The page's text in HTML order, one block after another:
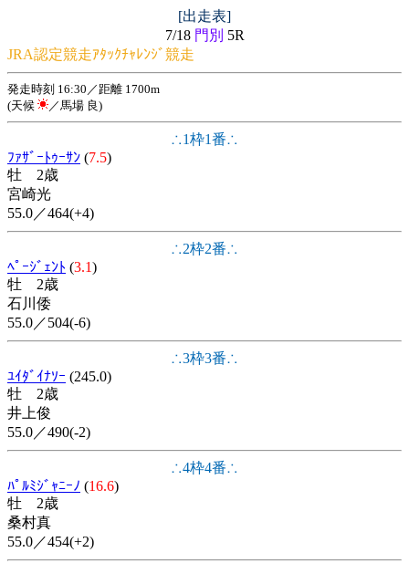
[出走表]
7/18 門別 5R
JRA認定競走ｱﾀｯｸﾁｬﾚﾝｼﾞ競走
発走時刻 16:30／距離 1700m
(天候
／馬場 良)
∴1枠1番∴
ﾌｧｻﾞｰﾄｩｰｻﾝ (7.5)
牡 2歳
宮崎光
55.0／464(+4)
∴2枠2番∴
ﾍﾟｰｼﾞｪﾝﾄ (3.1)
牡 2歳
石川倭
55.0／504(-6)
∴3枠3番∴
ﾕｲﾀﾞｲﾅｿｰ (245.0)
牡 2歳
井上俊
55.0／490(-2)
∴4枠4番∴
ﾊﾟﾙﾐｼﾞｬﾆｰﾉ (16.6)
牡 2歳
桑村真
55.0／454(+2)